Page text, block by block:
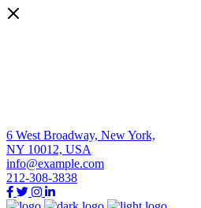
6 West Broadway, New York,
NY 10012, USA
info@example.com
212-308-3838